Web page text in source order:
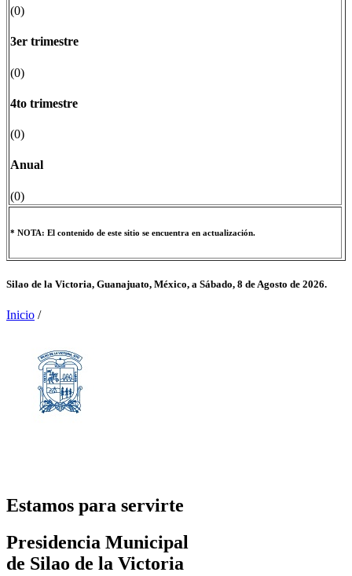
(0)
3er trimestre
(0)
4to trimestre
(0)
Anual
(0)
* NOTA: El contenido de este sitio se encuentra en actualización.
Silao de la Victoria, Guanajuato, México, a Sábado, 8 de Agosto de 2026.
Inicio /
Estamos para servirte
Presidencia Municipal
de Silao de la Victoria